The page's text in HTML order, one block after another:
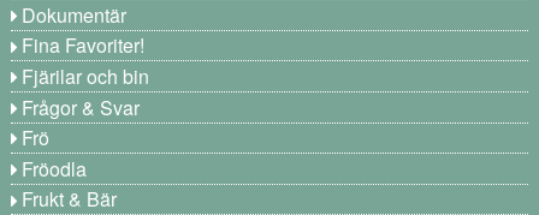
Dokumentär
Fina Favoriter!
Fjärilar och bin
Frågor & Svar
Frö
Fröodla
Frukt & Bär